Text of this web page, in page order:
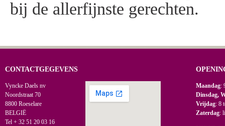
bij de allerfijnste gerechten.
CONTACTGEGEVENS
Vyncke Daels nv
Noordstraat 70
8800 Roeselare
BELGIË
Tel + 32 51 20 03 16
Maandag:
Dinsdag,
Vrijdag: 8
Zaterdag: